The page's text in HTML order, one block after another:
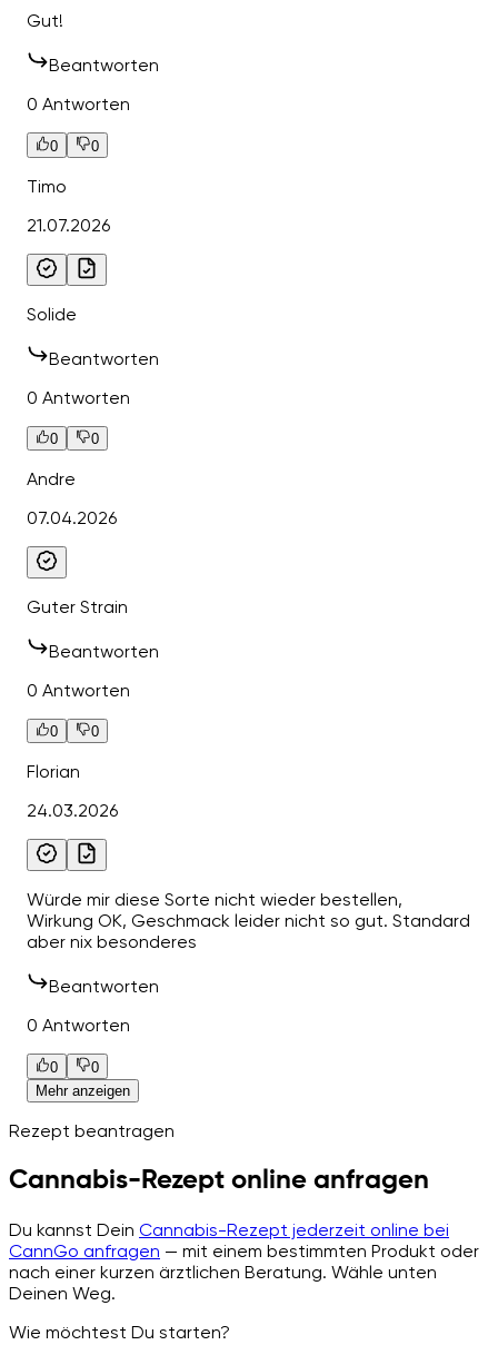
Gut!
Beantworten
0 Antworten
0 0
Timo
21.07.2026
Solide
Beantworten
0 Antworten
0 0
Andre
07.04.2026
Guter Strain
Beantworten
0 Antworten
0 0
Florian
24.03.2026
Würde mir diese Sorte nicht wieder bestellen,
Wirkung OK, Geschmack leider nicht so gut. Standard
aber nix besonderes
Beantworten
0 Antworten
0
0
Mehr anzeigen
Rezept beantragen
Cannabis-Rezept online anfragen
Du kannst Dein Cannabis-Rezept jederzeit online bei
CannGo anfragen — mit einem bestimmten Produkt oder
nach einer kurzen ärztlichen Beratung. Wähle unten
Deinen Weg.
Wie möchtest Du starten?